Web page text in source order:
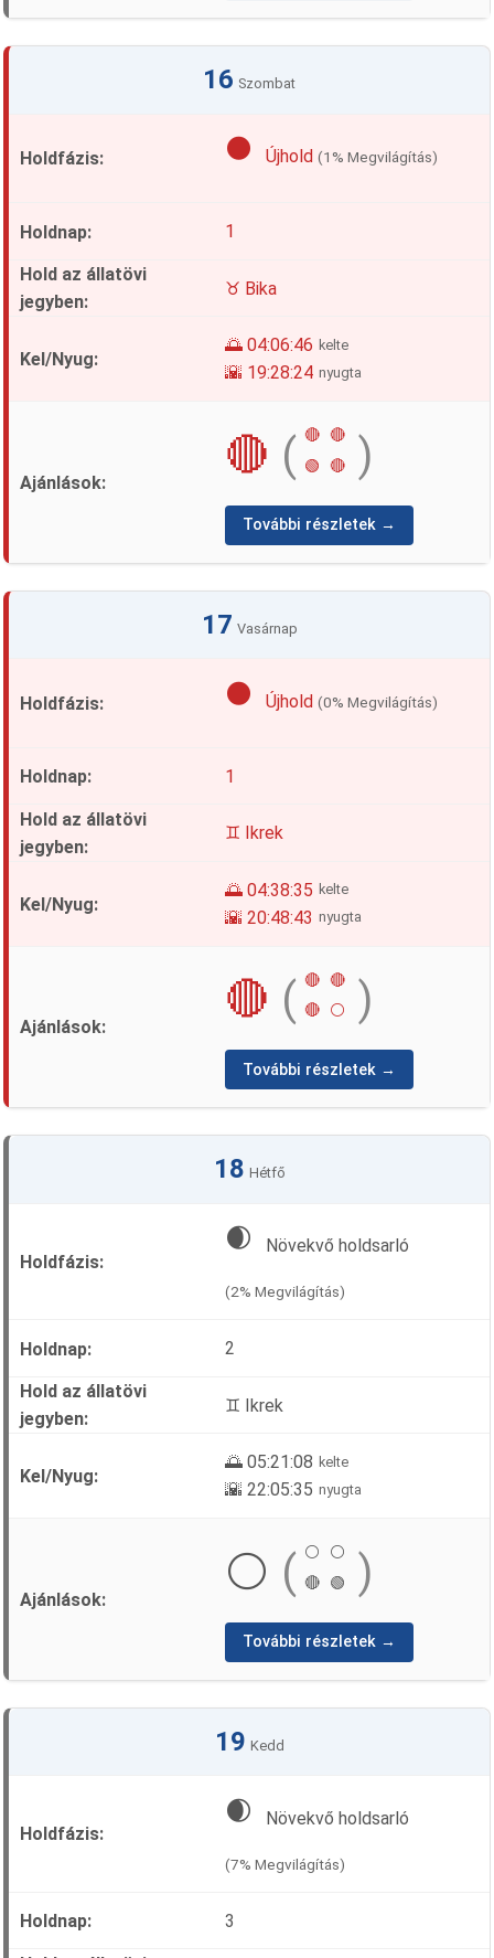
16 Szombat
🌑 Újhold(1% Megvilágítás)
1
♉ Bika
🌅 04:06:46 kelte
🌇 19:28:24 nyugta
🔴 ( 🔴
🔴
🟢
🔴 )
További részletek →
17 Vasárnap
🌑 Újhold(0% Megvilágítás)
1
♊ Ikrek
🌅 04:38:35 kelte
🌇 20:48:43 nyugta
🔴 ( 🔴
🔴
🔴
⚪ )
További részletek →
18 Hétfő
🌒 Növekvő holdsarló
(2% Megvilágítás)
2
♊ Ikrek
🌅 05:21:08 kelte
🌇 22:05:35 nyugta
⚪ ( ⚪
⚪
🔴
🟢 )
További részletek →
19 Kedd
🌒 Növekvő holdsarló
(7% Megvilágítás)
3